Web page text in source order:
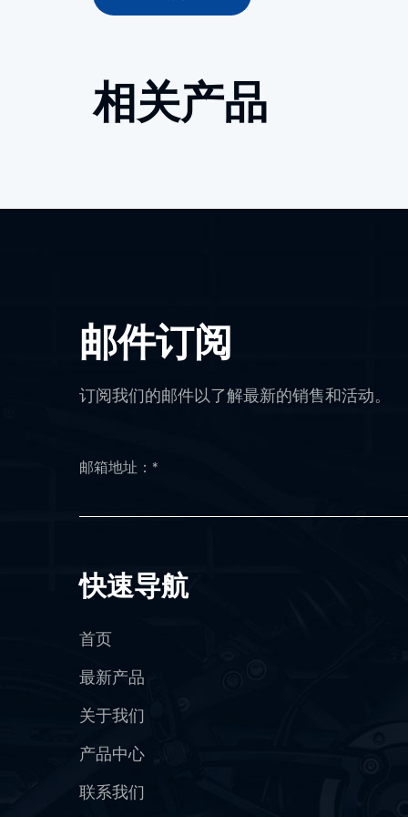
相关产品
邮件订阅
订阅我们的邮件以了解最新的销售和活动。
快速导航
首页
最新产品
关于我们
产品中心
联系我们